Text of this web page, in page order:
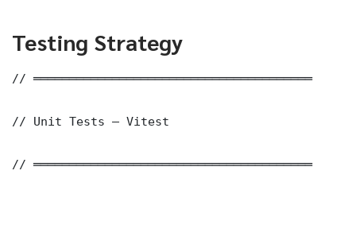
Testing Strategy
// ═══════════════════════════════════════
// Unit Tests — Vitest
// ═══════════════════════════════════════